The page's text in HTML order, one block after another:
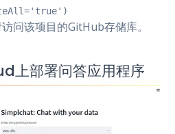
问该项目的GitHub存储库。
部署问答应用程序